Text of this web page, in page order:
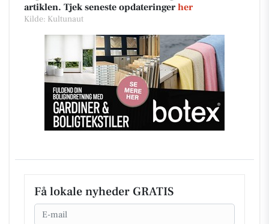
artiklen. Tjek seneste opdateringer her
Kilde: Kultunaut
Få lokale nyheder GRATIS
Email